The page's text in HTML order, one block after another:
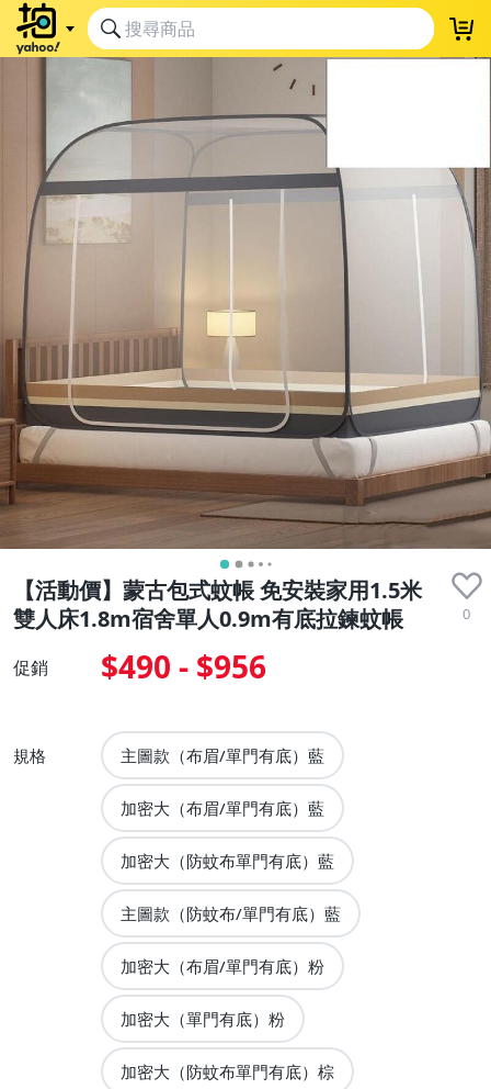
【活動價】蒙古包式蚊帳 免安裝家用1.5米
雙人床1.8m宿舍單人0.9m有底拉鍊蚊帳
0
促銷 $490 - $956
規格 主圖款（布眉/單門有底）藍
加密大（布眉/單門有底）藍
加密大（防蚊布單門有底）藍
主圖款（防蚊布/單門有底）藍
加密大（布眉/單門有底）粉
加密大（單門有底）粉
加密大（防蚊布單門有底）棕